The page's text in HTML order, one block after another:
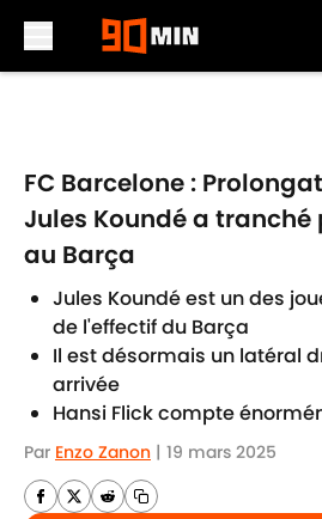
FC Barcelone :
Jules Koundé a
au Barça
Jules Koundé est un des
de l'effectif du Barça
Il est désormais un latéral
arrivée
Hansi Flick compte
Par Enzo Zanon | 19 mars 2025